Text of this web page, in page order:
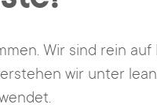
Wir sind rein
wir unter